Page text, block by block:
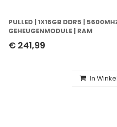
PULLED | 1X16GB DDR5 |
GEHEUGENMODULE | RAM
€ 241,99
In